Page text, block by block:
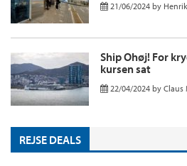
21/06/2024 by
Ship Ohøj! For
kursen sat
22/04/2024 by Claus
REJSE DEALS